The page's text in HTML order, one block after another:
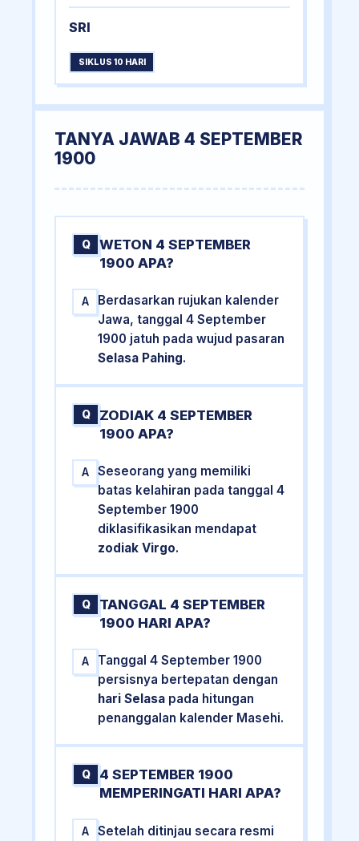
SRI
SIKLUS 10 HARI
TANYA JAWAB 4 SEPTEMBER
1900
Q
WETON 4 SEPTEMBER
1900 APA?
A
Berdasarkan rujukan kalender
Jawa, tanggal 4 September
1900 jatuh pada wujud pasaran
Selasa Pahing.
Q
ZODIAK 4 SEPTEMBER
1900 APA?
A
Seseorang yang memiliki
batas kelahiran pada tanggal 4
September 1900
diklasifikasikan mendapat
zodiak Virgo.
Q
TANGGAL 4 SEPTEMBER
1900 HARI APA?
A
Tanggal 4 September 1900
persisnya bertepatan dengan
hari Selasa pada hitungan
penanggalan kalender Masehi.
Q
4 SEPTEMBER 1900
MEMPERINGATI HARI APA?
A
Setelah ditinjau secara resmi